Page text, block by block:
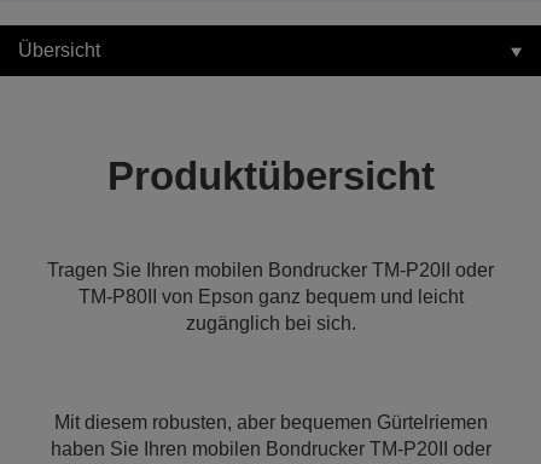
Übersicht
Produktübersicht
Tragen Sie Ihren mobilen Bondrucker TM-P20II oder
TM-P80II von Epson ganz bequem und leicht
zugänglich bei sich.
Mit diesem robusten, aber bequemen Gürtelriemen
haben Sie Ihren mobilen Bondrucker TM-P20II oder